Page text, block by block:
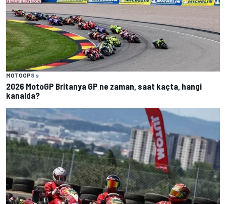
MOTOGP8 s
2026 MotoGP Britanya GP ne zaman, saat kaçta, hangi
kanalda?